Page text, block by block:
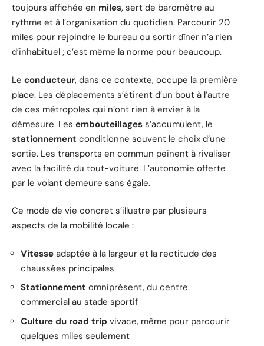
toujours affichée en miles, sert de baromètre au
rythme et à l’organisation du quotidien. Parcourir 20
miles pour rejoindre le bureau ou sortir dîner n’a rien
d’inhabituel ; c’est même la norme pour beaucoup.
Le conducteur, dans ce contexte, occupe la première
place. Les déplacements s’étirent d’un bout à l’autre
de ces métropoles qui n’ont rien à envier à la
démesure. Les embouteillages s’accumulent, le
stationnement conditionne souvent le choix d’une
sortie. Les transports en commun peinent à rivaliser
avec la facilité du tout-voiture. L’autonomie offerte
par le volant demeure sans égale.
Ce mode de vie concret s’illustre par plusieurs
aspects de la mobilité locale :
Vitesse adaptée à la largeur et la rectitude des
chaussées principales
Stationnement omniprésent, du centre
commercial au stade sportif
Culture du road trip vivace, même pour parcourir
quelques miles seulement